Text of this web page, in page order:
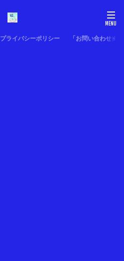
プライバシーポリシー 「お問い合わせ」